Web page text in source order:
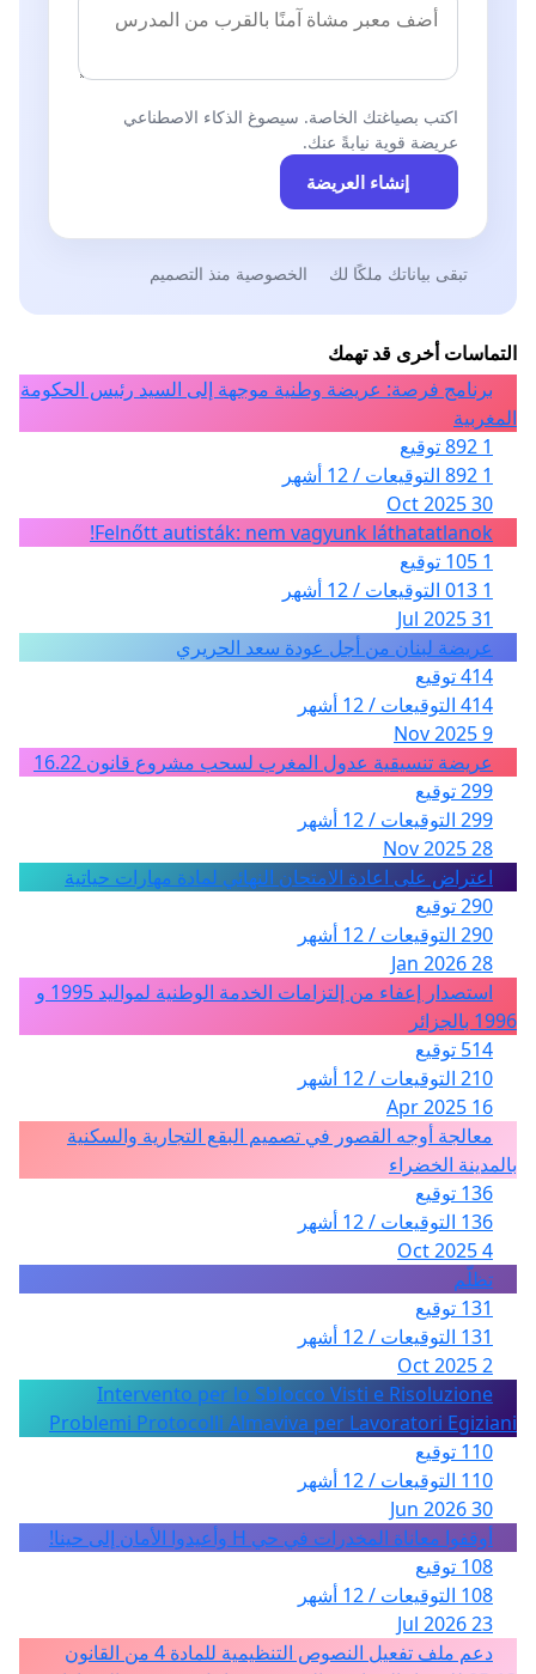
اكتب بصياغتك الخاصة. سيصوغ الذكاء الاصطناعي
عريضة قوية نيابةً عنك.
إنشاء العريضة
تبقى بياناتك ملكًا لك الخصوصية منذ التصميم
التماسات أخرى قد تهمك
برنامج فرصة: عريضة وطنية موجهة إلى السيد رئيس الحكومة
المغربية
1 892 توقيع
1 892 التوقيعات / 12 أشهر
30 Oct 2025
Felnőtt autisták: nem vagyunk láthatatlanok!
1 105 توقيع
1 013 التوقيعات / 12 أشهر
31 Jul 2025
عريضة لبنان من أجل عودة سعد الحريري
414 توقيع
414 التوقيعات / 12 أشهر
9 Nov 2025
عريضة تنسيقية عدول المغرب لسحب مشروع قانون 16.22
299 توقيع
299 التوقيعات / 12 أشهر
28 Nov 2025
اعتراض على اعادة الامتحان النهائي لمادة مهارات حياتية
290 توقيع
290 التوقيعات / 12 أشهر
28 Jan 2026
استصدار إعفاء من إلتزامات الخدمة الوطنية لمواليد 1995 و
1996 بالجزائر
514 توقيع
210 التوقيعات / 12 أشهر
16 Apr 2025
معالجة أوجه القصور في تصميم البقع التجارية والسكنية
بالمدينة الخضراء
136 توقيع
136 التوقيعات / 12 أشهر
4 Oct 2025
تظلّم
131 توقيع
131 التوقيعات / 12 أشهر
2 Oct 2025
Intervento per lo Sblocco Visti e Risoluzione
Problemi Protocolli Almaviva per Lavoratori Egiziani
110 توقيع
110 التوقيعات / 12 أشهر
30 Jun 2026
أوقفوا معاناة المخدرات في حي H وأعيدوا الأمان إلى حينا!
108 توقيع
108 التوقيعات / 12 أشهر
23 Jul 2026
دعم ملف تفعيل النصوص التنظيمية للمادة 4 من القانون